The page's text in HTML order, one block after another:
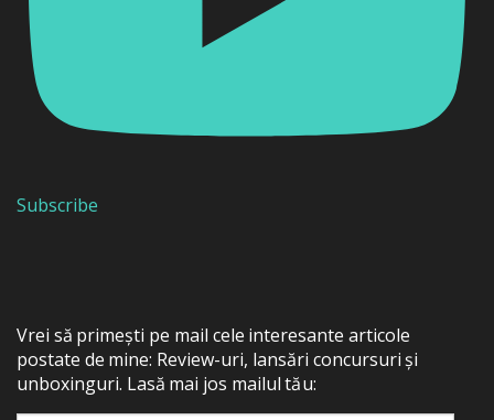
Subscribe
Vrei să primești pe mail cele interesante articole
postate de mine: Review-uri, lansări concursuri și
unboxinguri. Lasă mai jos mailul tău: